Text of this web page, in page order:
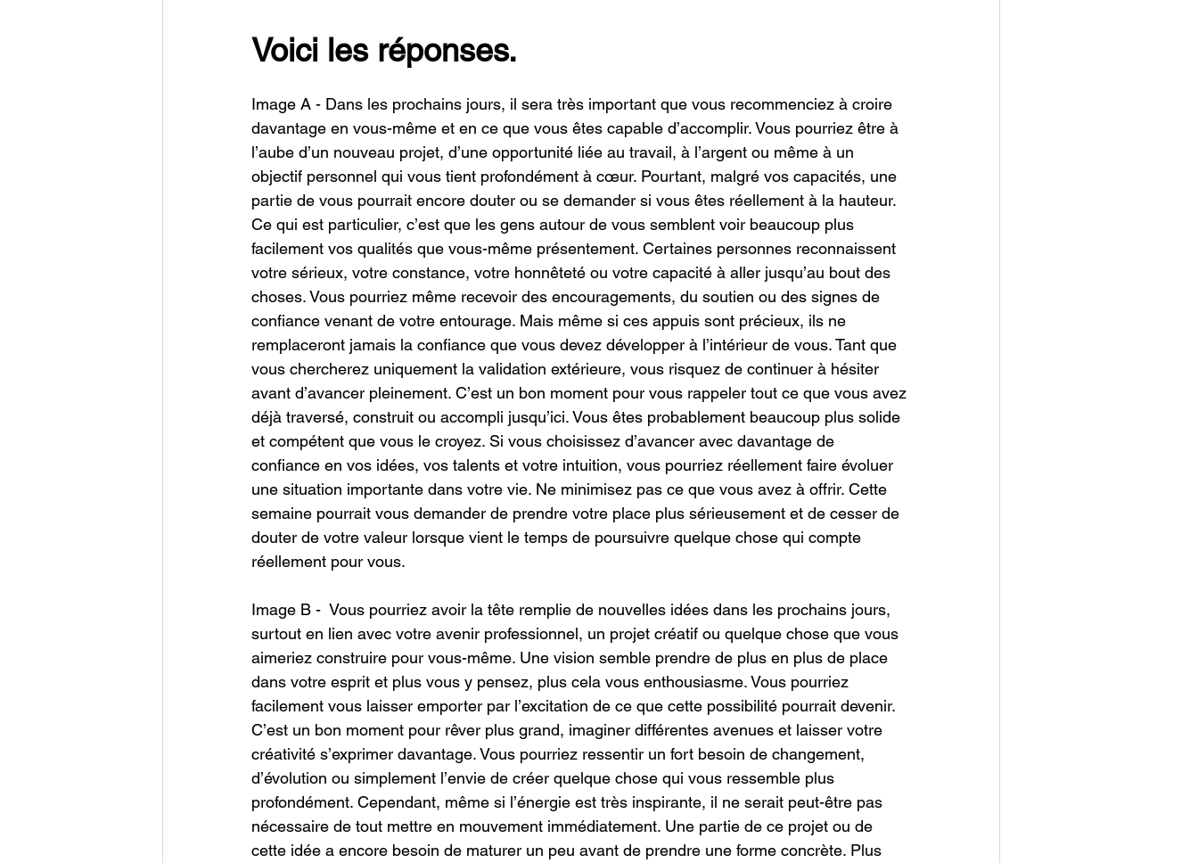
Voici les réponses.
Image A - Dans les prochains jours, il sera très important que vous recommenciez à croire
davantage en vous-même et en ce que vous êtes capable d’accomplir. Vous pourriez être à
l’aube d’un nouveau projet, d’une opportunité liée au travail, à l’argent ou même à un
objectif personnel qui vous tient profondément à cœur. Pourtant, malgré vos capacités, une
partie de vous pourrait encore douter ou se demander si vous êtes réellement à la hauteur.
Ce qui est particulier, c’est que les gens autour de vous semblent voir beaucoup plus
facilement vos qualités que vous-même présentement. Certaines personnes reconnaissent
votre sérieux, votre constance, votre honnêteté ou votre capacité à aller jusqu’au bout des
choses. Vous pourriez même recevoir des encouragements, du soutien ou des signes de
confiance venant de votre entourage. Mais même si ces appuis sont précieux, ils ne
remplaceront jamais la confiance que vous devez développer à l’intérieur de vous. Tant que
vous chercherez uniquement la validation extérieure, vous risquez de continuer à hésiter
avant d’avancer pleinement. C’est un bon moment pour vous rappeler tout ce que vous avez
déjà traversé, construit ou accompli jusqu’ici. Vous êtes probablement beaucoup plus solide
et compétent que vous le croyez. Si vous choisissez d’avancer avec davantage de
confiance en vos idées, vos talents et votre intuition, vous pourriez réellement faire évoluer
une situation importante dans votre vie. Ne minimisez pas ce que vous avez à offrir. Cette
semaine pourrait vous demander de prendre votre place plus sérieusement et de cesser de
douter de votre valeur lorsque vient le temps de poursuivre quelque chose qui compte
réellement pour vous.
Image B -  Vous pourriez avoir la tête remplie de nouvelles idées dans les prochains jours,
surtout en lien avec votre avenir professionnel, un projet créatif ou quelque chose que vous
aimeriez construire pour vous-même. Une vision semble prendre de plus en plus de place
dans votre esprit et plus vous y pensez, plus cela vous enthousiasme. Vous pourriez
facilement vous laisser emporter par l’excitation de ce que cette possibilité pourrait devenir.
C’est un bon moment pour rêver plus grand, imaginer différentes avenues et laisser votre
créativité s’exprimer davantage. Vous pourriez ressentir un fort besoin de changement,
d’évolution ou simplement l’envie de créer quelque chose qui vous ressemble plus
profondément. Cependant, même si l’énergie est très inspirante, il ne serait peut-être pas
nécessaire de tout mettre en mouvement immédiatement. Une partie de ce projet ou de
cette idée a encore besoin de maturer un peu avant de prendre une forme concrète. Plus